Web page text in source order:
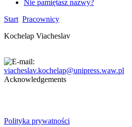
Nie pamiętasz nazwy?
Start Pracownicy
Kochelap Viacheslav
viacheslav.kochelap@unipress.waw.pl
Acknowledgements
Polityka prywatności